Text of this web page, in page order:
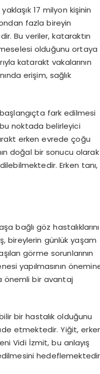
17 milyon kişinin
fazla bireyin
Bu veriler, kataraktın
olduğunu ortaya
katarakt vakalarının
erişim, sağlık
fark edilmesi
noktada belirleyici
erken evrede çoğu
doğal bir sonucu olarak
Erken tanı,
bağlı göz hastalıklarını
bireylerin günlük yaşam
görme sorunlarının
yapılmasının
önemli bir avantaj
bir hastalık olduğunu
etmektedir. Yiğit,
Vidi İzmit, bu anlayış